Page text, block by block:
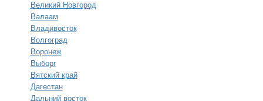
Великий Новгород
Валаам
Владивосток
Волгоград
Воронеж
Выборг
Вятский край
Дагестан
Дальний восток